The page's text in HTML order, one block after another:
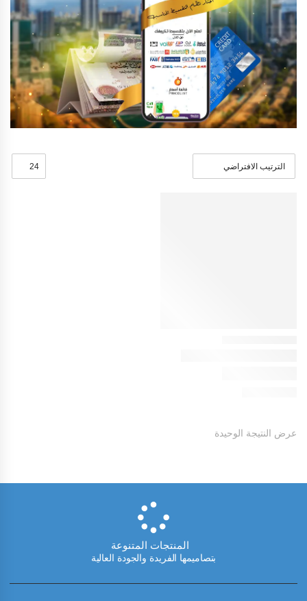
عرض النتيجة الوحيدة
المنتجات المتنوعة
بتصاميمها الفريدة والجودة العالية